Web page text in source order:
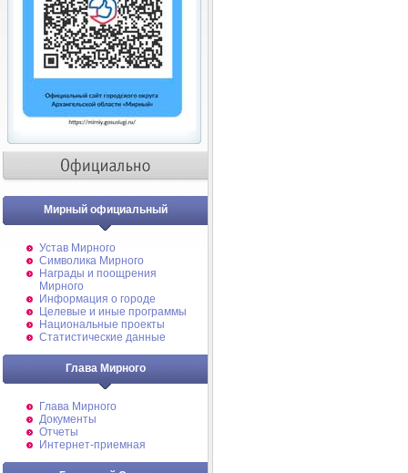
Мирный официальный
Устав Мирного
Символика Мирного
Награды и поощрения
Мирного
Информация о городе
Целевые и иные программы
Национальные проекты
Статистические данные
Глава Мирного
Глава Мирного
Документы
Отчеты
Интернет-приемная